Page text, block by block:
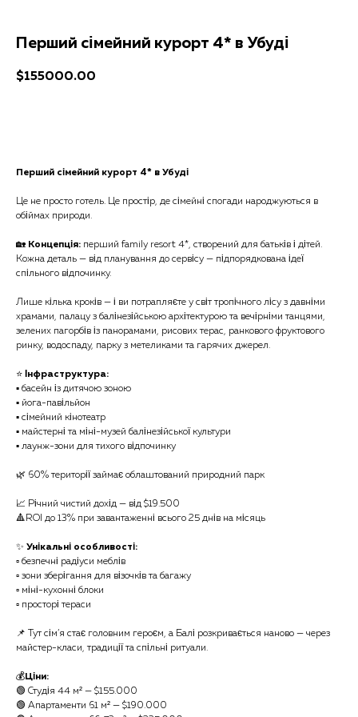
Перший сімейний курорт 4* в Убуді
$155000.00
Перший сімейний курорт 4* в Убуді
Це не просто готель. Це простір, де сімейні спогади народжуються в
обіймах природи.
🏡 Концепція: перший family resort 4*, створений для батьків і дітей.
Кожна деталь — від планування до сервісу — підпорядкована ідеї
спільного відпочинку.
Лише кілька кроків — і ви потрапляєте у світ тропічного лісу з давніми
храмами, палацу з балінезійською архітектурою та вечірніми танцями,
зелених пагорбів із панорамами, рисових терас, ранкового фруктового
ринку, водоспаду, парку з метеликами та гарячих джерел.
⭐️ Інфраструктура:
▪️ басейн із дитячою зоною
▪️ йога-павільйон
▪️ сімейний кінотеатр
▪️ майстерні та міні-музей балінезійської культури
▪️ лаунж-зони для тихого відпочинку
🌿 60% території займає облаштований природний парк
📈 Річний чистий дохід — від $19.500
🔺ROI до 13% при завантаженні всього 25 днів на місяць
✨ Унікальні особливості:
▫️ безпечні радіуси меблів
▫️ зони зберігання для візочків та багажу
▫️ міні-кухонні блоки
▫️ просторі тераси
📌 Тут сім’я стає головним героєм, а Балі розкривається наново — через
майстер-класи, традиції та спільні ритуали.
💰Ціни:
🟢 Студія 44 м² — $155.000
🟢 Апартаменти 61 м² — $190.000